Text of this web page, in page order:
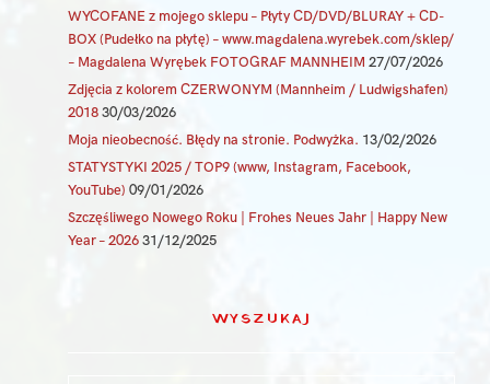
WYCOFANE z mojego sklepu – Płyty CD/DVD/BLURAY + CD-
BOX (Pudełko na płytę) – www.magdalena.wyrebek.com/sklep/
– Magdalena Wyrębek FOTOGRAF MANNHEIM 27/07/2026
Zdjęcia z kolorem CZERWONYM (Mannheim / Ludwigshafen)
2018 30/03/2026
Moja nieobecność. Błędy na stronie. Podwyżka. 13/02/2026
STATYSTYKI 2025 / TOP9 (www, Instagram, Facebook,
YouTube) 09/01/2026
Szczęśliwego Nowego Roku | Frohes Neues Jahr | Happy New
Year – 2026 31/12/2025
WYSZUKAJ